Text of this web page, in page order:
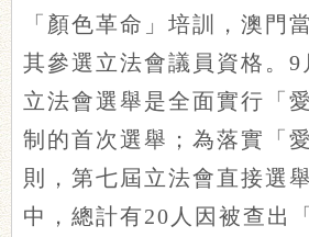
「顏色革命」培訓，澳門
其參選立法會議員資格。9
立法會選舉是全面實行「
制的首次選舉；為落實「
則，第七屆立法會直接選
中，總計有20人因被查出